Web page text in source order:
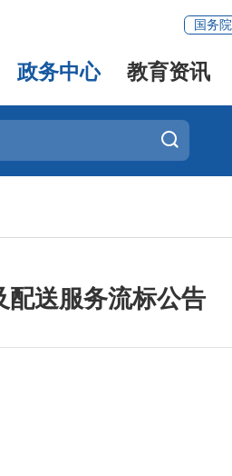
国务院
政务中心 教育资讯
配送服务流标公告